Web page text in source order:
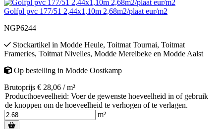
Golfpl pvc 177/51 2,44x1,10m 2,68m2/plaat eur/m2
NGP6244
Stockartikel in Modde Heule, Toitmat Tournai, Toitmat
Frameries, Toitmat Nivelles, Modde Merelbeke en Modde Aalst
Op bestelling in Modde Oostkamp
Brutoprijs € 28,06 / m²
Producthoeveelheid: Voer de gewenste hoeveelheid in of gebruik
de knoppen om de hoeveelheid te verhogen of te verlagen.
m²